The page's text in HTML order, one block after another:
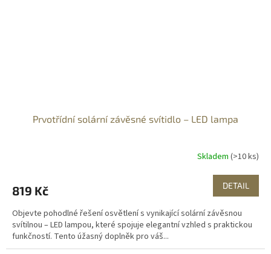
Prvotřídní solární závěsné svítidlo – LED lampa
Skladem (>10 ks)
819 Kč DETAIL
Objevte pohodlné řešení osvětlení s vynikající solární závěsnou
svítilnou – LED lampou, které spojuje elegantní vzhled s praktickou
funkčností. Tento úžasný doplněk pro váš...